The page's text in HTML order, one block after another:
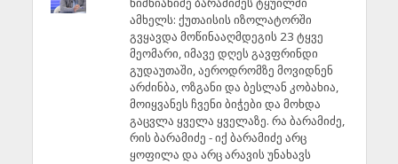
ამხელს: ქუთაისის იზოლატორში
გვყავდა მოწინააღმდეგის 23 ტყვე
მეომარი, იმავე დღეს გავფრინდი
გუდაუთაში, აეროდრომზე მოვიდნენ
არძინბა, ოზგანი და ბესლან კობახია,
მოიყვანეს ჩვენი ბიჭები და მოხდა
გაცვლა ყველა ყველაზე. რა ბარამიძე,
რის ბარამიძე - იქ ბარამიძე არც
ყოფილა და არც არავის უნახავს